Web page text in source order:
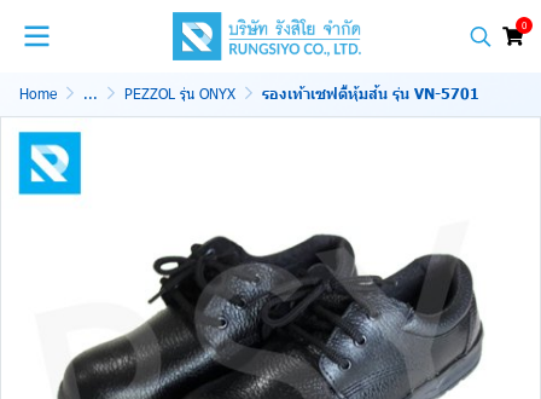
0
Home ... PEZZOL รุ่น ONYX รองเท้าเซฟตี้หุ้มส้น รุ่น VN-5701